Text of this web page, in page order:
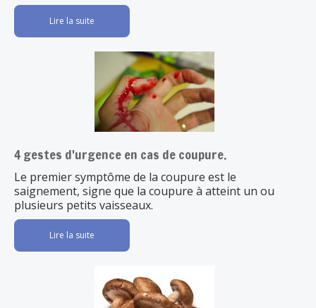
Lire la suite
4 gestes d'urgence en cas de coupure.
Le premier symptôme de la coupure est le
saignement, signe que la coupure à atteint un ou
plusieurs petits vaisseaux.
Lire la suite